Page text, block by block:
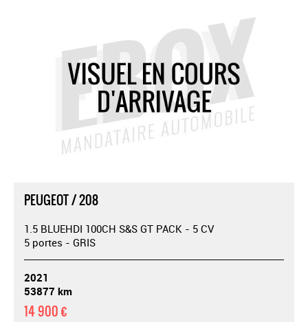
PEUGEOT / 208
1.5 BLUEHDI 100CH S&S GT PACK - 5 CV
5 portes - GRIS
2021
53877 km
14 900 €